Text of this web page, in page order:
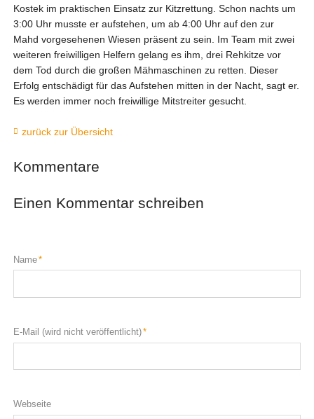
Kostek im praktischen Einsatz zur Kitzrettung. Schon nachts um
3:00 Uhr musste er aufstehen, um ab 4:00 Uhr auf den zur
Mahd vorgesehenen Wiesen präsent zu sein. Im Team mit zwei
weiteren freiwilligen Helfern gelang es ihm, drei Rehkitze vor
dem Tod durch die großen Mähmaschinen zu retten. Dieser
Erfolg entschädigt für das Aufstehen mitten in der Nacht, sagt er.
Es werden immer noch freiwillige Mitstreiter gesucht.
zurück zur Übersicht
Kommentare
Einen Kommentar schreiben
Pflichtfeld
Name*
Pflichtfeld
E-Mail (wird nicht veröffentlicht)*
Webseite